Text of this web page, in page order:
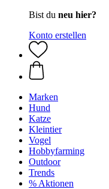
Bist du neu hier?
Konto erstellen
Marken
Hund
Katze
Kleintier
Vogel
Hobbyfarming
Outdoor
Trends
% Aktionen